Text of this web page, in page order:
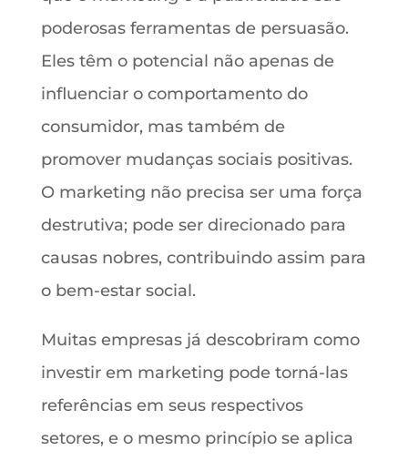
poderosas ferramentas de persuasão.
Eles têm o potencial não apenas de
influenciar o comportamento do
consumidor, mas também de
promover mudanças sociais positivas.
O marketing não precisa ser uma força
destrutiva; pode ser direcionado para
causas nobres, contribuindo assim para
o bem-estar social.
Muitas empresas já descobriram como
investir em marketing pode torná-las
referências em seus respectivos
setores, e o mesmo princípio se aplica